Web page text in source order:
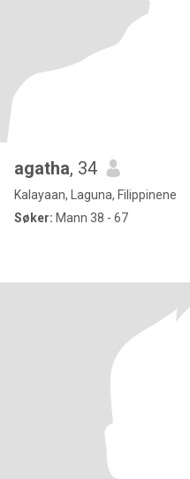
agatha, 34
Kalayaan, Laguna, Filippinene
Søker: Mann 38 - 67